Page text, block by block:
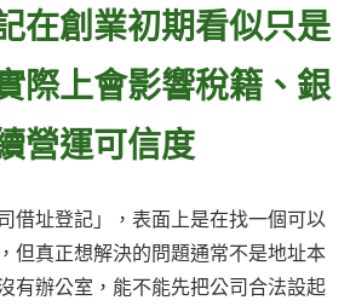
在創業初期看似只是
際上會影響稅籍、銀
營運可信度
借址登記」，表面上是在找一個可以
但真正想解決的問題通常不是地址本
有辦公室，能不能先把公司合法設起